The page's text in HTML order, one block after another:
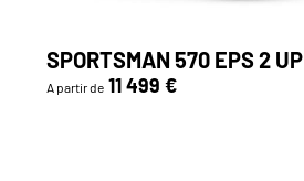
SPORTSMAN 570 EPS 2 UP
A partir de 11 499 €